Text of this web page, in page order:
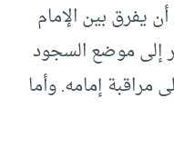
يفرق بين الإمام
إلى موضع السجود
مراقبة إمامه. وأما